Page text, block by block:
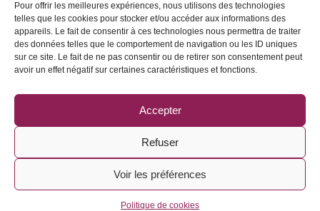
Pour offrir les meilleures expériences, nous utilisons des technologies
telles que les cookies pour stocker et/ou accéder aux informations des
appareils. Le fait de consentir à ces technologies nous permettra de traiter
des données telles que le comportement de navigation ou les ID uniques
sur ce site. Le fait de ne pas consentir ou de retirer son consentement peut
avoir un effet négatif sur certaines caractéristiques et fonctions.
Accepter
Refuser
Voir les préférences
Politique de cookies
Contact
12 rue des Frères Lumière
44119 Trellières
Copyright © 2026 MySkilliz